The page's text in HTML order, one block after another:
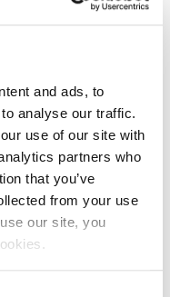
and ads, to
analyse our traffic.
use of our site with
partners who
that you’ve
from your use
our site, you
registar